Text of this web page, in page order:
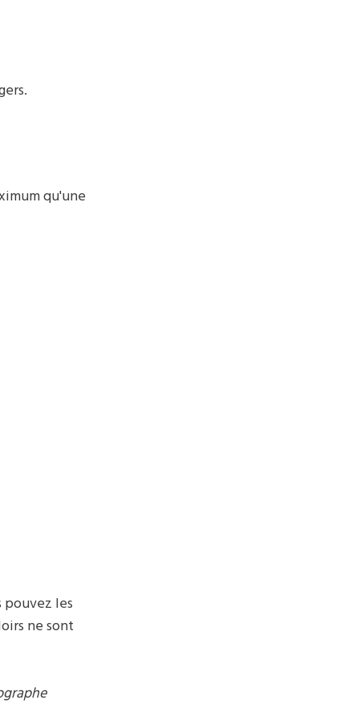
qu'une
pouvez les
ne sont